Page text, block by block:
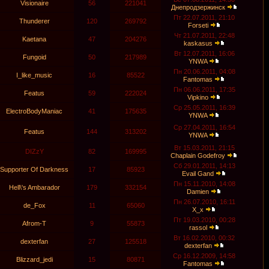
Visionaire 56 221041
Днепродзержинск
Thunderer
120 269792
Пт 22.07.2011, 21:10
Forseti
Kaetana
47 204276
Чт 21.07.2011, 22:48
kaskasus
Fungoid
50 217989
Вт 12.07.2011, 16:06
YNWA
I_like_music
16 85522
Пн 20.06.2011, 04:08
Fantomas
Featus
59 222024
Пн 06.06.2011, 17:35
Vipkino
ElectroBodyManiac
41 175635
Ср 25.05.2011, 16:39
YNWA
Featus 144 313202
Ср 27.04.2011, 16:54
YNWA
DIZzY 82 169995
Вт 15.03.2011, 21:15
Chaplain Godefroy
Supporter Of Darkness
17 85923
Сб 29.01.2011, 14:13
Evail Gand
Hell\'s Ambarador
179 332154
Пн 15.11.2010, 14:08
Damien
de_Fox
11 65060
Пн 26.07.2010, 16:11
X_x
Аfrom-T
9 55873
Пт 19.03.2010, 00:28
rassol
dexterfan
27 125518
Вт 16.02.2010, 00:32
dexterfan
Blizzard_jedi
15 80871
Ср 16.12.2009, 14:58
Fantomas